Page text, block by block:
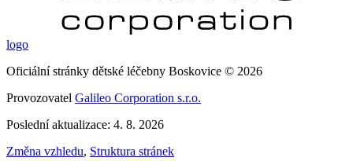
logo
Oficiální stránky dětské léčebny Boskovice © 2026
Provozovatel Galileo Corporation s.r.o.
Poslední aktualizace: 4. 8. 2026
Změna vzhledu, Struktura stránek